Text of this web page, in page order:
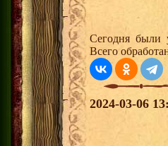
Сегодня были
Всего
2024-03-06